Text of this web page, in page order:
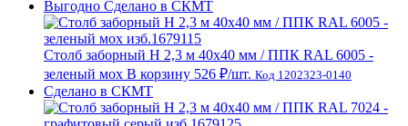
Выгодно Сделано в СКМТ
Столб заборный H 2,3 м 40х40 мм / ППК RAL 6005 -
зеленый мох В корзину 526 ₽/шт. Код 1202323-0140
Сделано в СКМТ